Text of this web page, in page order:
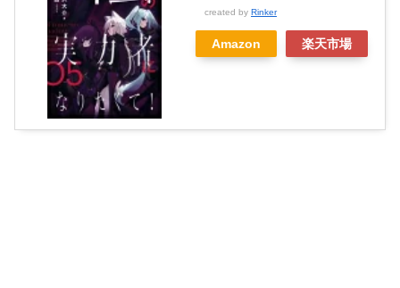
created by Rinker
Amazon 楽天市場